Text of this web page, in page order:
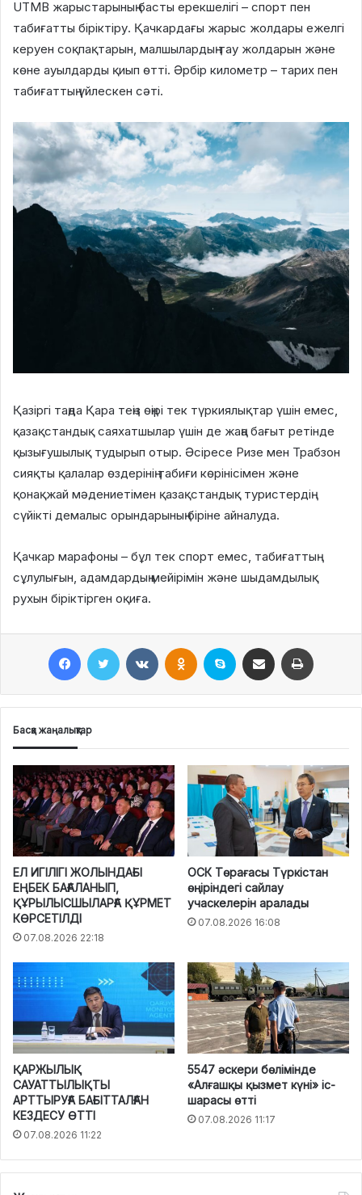
UTMB жарыстарының басты ерекшелігі – спорт пен
табиғатты біріктіру. Қачкардағы жарыс жолдары ежелгі
керуен соқпақтарын, малшылардың тау жолдарын және
көне ауылдарды қиып өтті. Әрбір километр – тарих пен
табиғаттың үйлескен сәті.
Қазіргі таңда Қара теңіз өңірі тек түркиялықтар үшін емес,
қазақстандық саяхатшылар үшін де жаңа бағыт ретінде
қызығушылық тудырып отыр. Әсіресе Ризе мен Трабзон
сияқты қалалар өздерінің табиғи көрінісімен және
қонақжай мәдениетімен қазақстандық туристердің
сүйікті демалыс орындарының біріне айналуда.
Қачкар марафоны – бұл тек спорт емес, табиғаттың
сұлулығын, адамдардың мейірімін және шыдамдылық
рухын біріктірген оқиға.
Басқа жаңалықтар
ЕЛ ИГІЛІГІ ЖОЛЫНДАҒЫ
ЕҢБЕК БАҒАЛАНЫП,
ҚҰРЫЛЫСШЫЛАРҒА ҚҰРМЕТ
КӨРСЕТІЛДІ
07.08.2026 22:18
ОСК Төрағасы Түркістан
өңіріндегі сайлау
учаскелерін аралады
07.08.2026 16:08
ҚАРЖЫЛЫҚ
САУАТТЫЛЫҚТЫ
АРТТЫРУҒА БАҒЫТТАЛҒАН
КЕЗДЕСУ ӨТТІ
07.08.2026 11:22
5547 әскери бөлімінде
«Алғашқы қызмет күні» іс-
шарасы өтті
07.08.2026 11:17